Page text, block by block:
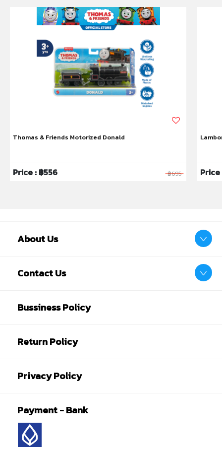
ปกติระหว่างการผลิตซึ่งไม่เป็นอันตรายต่อมนุษย์
* ไม่แนะนำให้เล่นบนเสื่อ พรม แผ่นรองคลาน แผ่นโฟม หรือ
ผ้าปูพื้นต่างๆ เพราะอาจทำให้การหมุนของล้อเสีย
ประสิทธิภาพ
* Barcode : '8851543439237
* Battery: 1.5v AA x 2 (ไม่รวมอยู่ในผลิตภัณฑ์)
* Material: PP, PP, EVA
* Product Size: (W)51 x(L)74.5 x(H)93.5cm.
* Package Size: (W)50 x(L)70 x(H)90 cm
แพ็คเกจโดยร้านฯอาจไม่สามารถแจ้งให้ทราบล่วงหน้า และสี
งานในการดูแลของผู้ปกครอง หรือผู้เชี่ยวชาญ ไม่นำเข้าจมูก
Thomas & Friends Motorized Donald
Price : ฿556 ฿695 Price
About Us
Contact Us
Bussiness Policy
Return Policy
Privacy Policy
Payment - Bank